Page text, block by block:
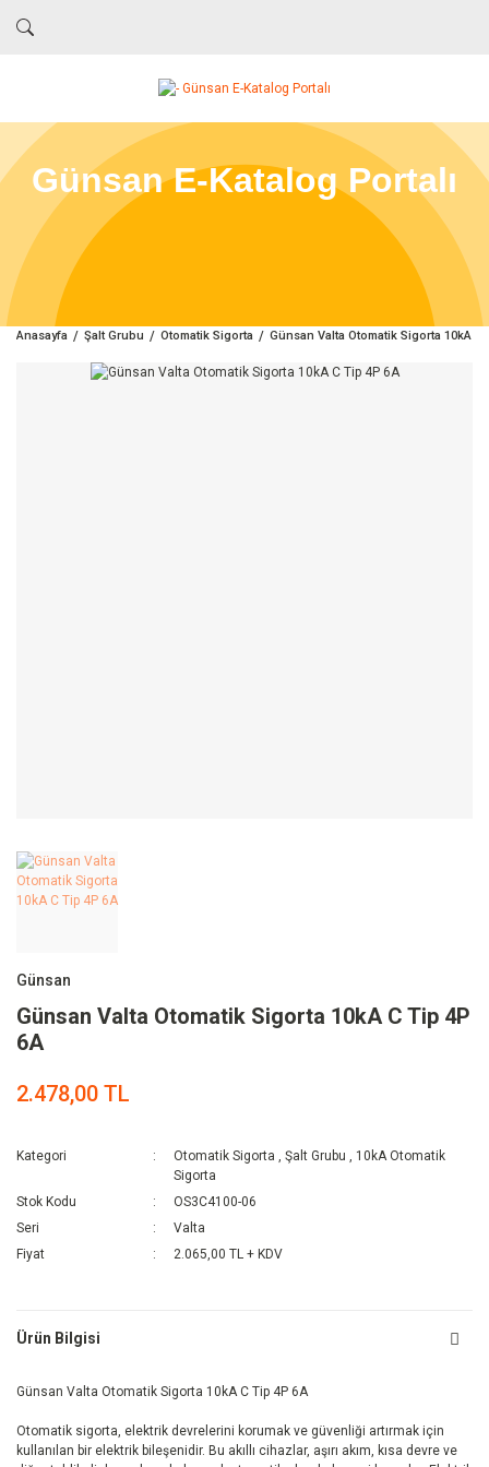
Günsan E-Katalog Portalı
Anasayfa Şalt Grubu Otomatik Sigorta Günsan Valta Otomatik Sigorta 10kA C
Günsan
Günsan Valta Otomatik Sigorta 10kA C Tip 4P
6A
2.478,00 TL
Kategori Otomatik Sigorta ,Şalt Grubu , 10kA Otomatik
Sigorta
Stok Kodu
OS3C4100-06
Seri
Valta
Fiyat
2.065,00 TL + KDV
Ürün Bilgisi
Günsan Valta Otomatik Sigorta 10kA C Tip 4P 6A
Otomatik sigorta, elektrik devrelerini korumak ve güvenliği artırmak için
kullanılan bir elektrik bileşenidir. Bu akıllı cihazlar, aşırı akım, kısa devre ve